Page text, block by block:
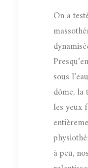
On a
sous
dôme, la
les yeux
à peu,